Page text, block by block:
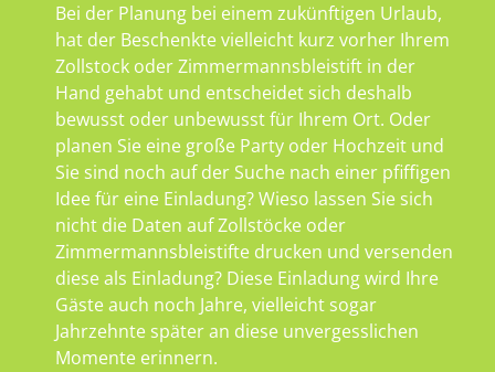
Bei der Planung bei einem zukünftigen Urlaub,
hat der Beschenkte vielleicht kurz vorher Ihrem
Zollstock oder Zimmermannsbleistift in der
Hand gehabt und entscheidet sich deshalb
bewusst oder unbewusst für Ihrem Ort. Oder
planen Sie eine große Party oder Hochzeit und
Sie sind noch auf der Suche nach einer pfiffigen
Idee für eine Einladung? Wieso lassen Sie sich
nicht die Daten auf Zollstöcke oder
Zimmermannsbleistifte drucken und versenden
diese als Einladung? Diese Einladung wird Ihre
Gäste auch noch Jahre, vielleicht sogar
Jahrzehnte später an diese unvergesslichen
Momente erinnern.